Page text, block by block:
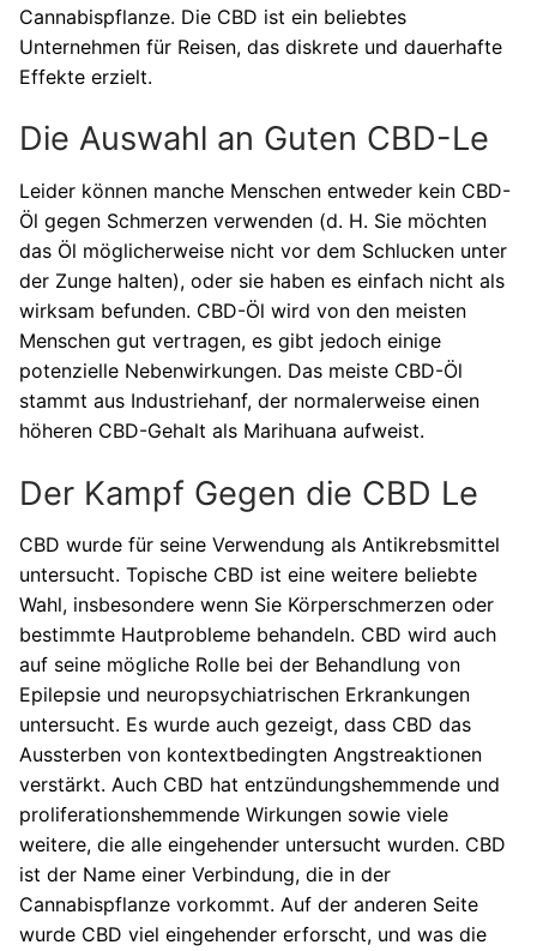
Cannabispflanze. Die CBD ist ein beliebtes
Unternehmen für Reisen, das diskrete und dauerhafte
Effekte erzielt.
Die Auswahl an Guten CBD-Le
Leider können manche Menschen entweder kein CBD-
Öl gegen Schmerzen verwenden (d. H. Sie möchten
das Öl möglicherweise nicht vor dem Schlucken unter
der Zunge halten), oder sie haben es einfach nicht als
wirksam befunden. CBD-Öl wird von den meisten
Menschen gut vertragen, es gibt jedoch einige
potenzielle Nebenwirkungen. Das meiste CBD-Öl
stammt aus Industriehanf, der normalerweise einen
höheren CBD-Gehalt als Marihuana aufweist.
Der Kampf Gegen die CBD Le
CBD wurde für seine Verwendung als Antikrebsmittel
untersucht. Topische CBD ist eine weitere beliebte
Wahl, insbesondere wenn Sie Körperschmerzen oder
bestimmte Hautprobleme behandeln. CBD wird auch
auf seine mögliche Rolle bei der Behandlung von
Epilepsie und neuropsychiatrischen Erkrankungen
untersucht. Es wurde auch gezeigt, dass CBD das
Aussterben von kontextbedingten Angstreaktionen
verstärkt. Auch CBD hat entzündungshemmende und
proliferationshemmende Wirkungen sowie viele
weitere, die alle eingehender untersucht wurden. CBD
ist der Name einer Verbindung, die in der
Cannabispflanze vorkommt. Auf der anderen Seite
wurde CBD viel eingehender erforscht, und was die